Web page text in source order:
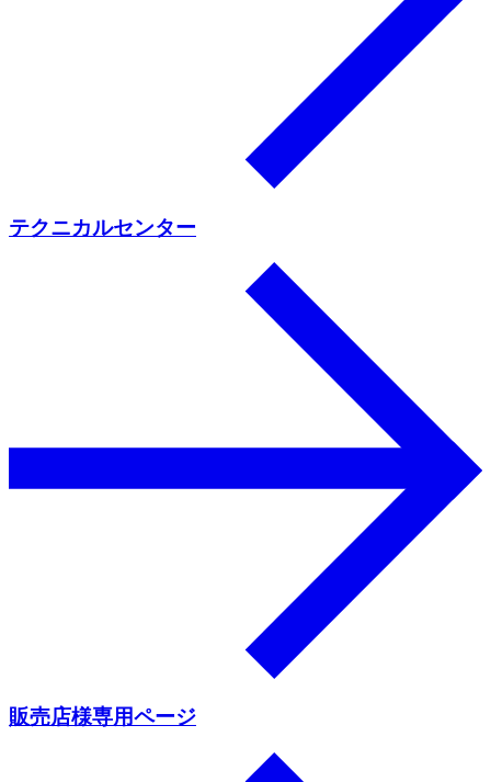
テクニカルセンター
販売店様専用ページ